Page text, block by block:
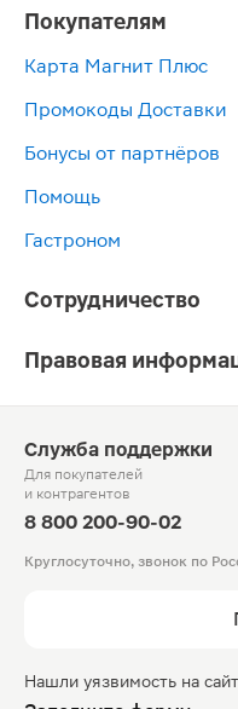
Покупателям
Карта Магнит Плюс
Промокоды Доставки
Бонусы от партнёров
Помощь
Гастроном
Сотрудничество
Правовая
Служба поддержки
Для покупателей
и контрагентов
8 800 200-90-02
Круглосуточно, звонок по
Нашли уязвимость на